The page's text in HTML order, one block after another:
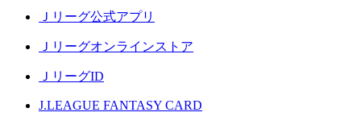
Ｊリーグ公式アプリ
Ｊリーグオンラインストア
ＪリーグID
J.LEAGUE FANTASY CARD